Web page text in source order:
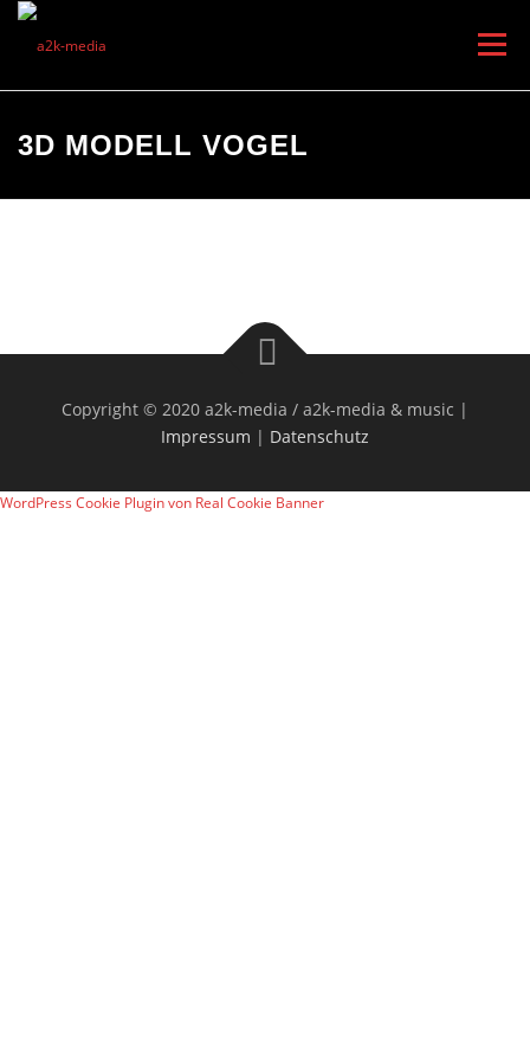
Menü
HOME FOTOGRAFIE VIDEOPRODUKTION
3D MODELL VOGEL
Copyright © 2020 a2k-media / a2k-media & music |
Impressum | Datenschutz
WordPress Cookie Plugin von Real Cookie Banner